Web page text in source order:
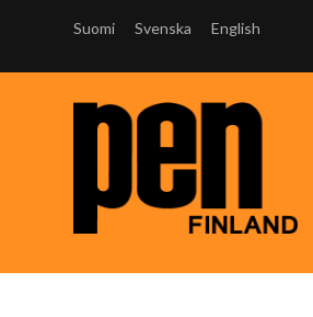
Suomi Svenska English